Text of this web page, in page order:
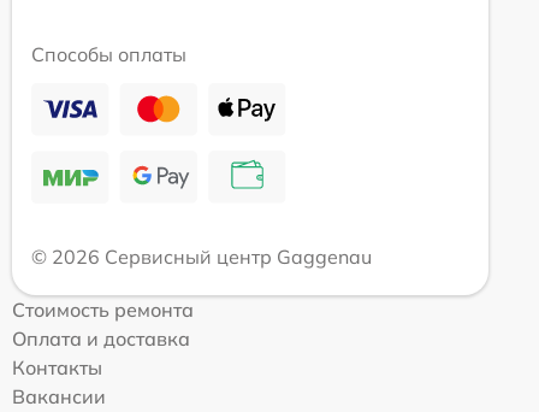
Способы оплаты
© 2026 Сервисный центр Gaggenau
Стоимость ремонта
Оплата и доставка
Контакты
Вакансии